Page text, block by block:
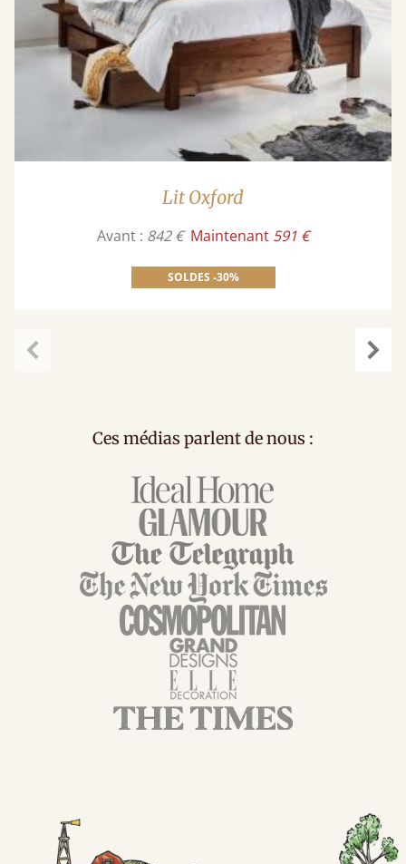
Lit Oxford
Avant : 842 € Maintenant 591 €
SOLDES -30%
Ces médias parlent de nous :